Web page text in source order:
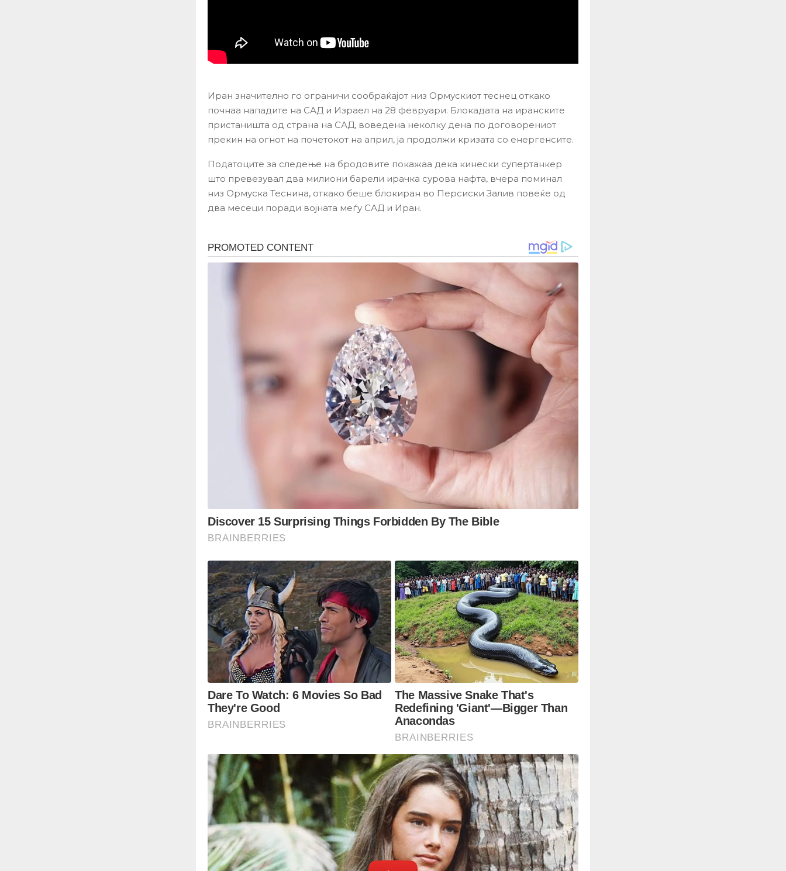
Иран значително го ограничи сообраќајот низ Ормускиот теснец откако
почнаа нападите на САД и Израел на 28 февруари. Блокадата на иранските
пристаништа од страна на САД, воведена неколку дена по договорениот
прекин на огнот на почетокот на април, ја продолжи кризата со енергенсите.
Податоците за следење на бродовите покажаа дека кинески супертанкер
што превезувал два милиони барели ирачка сурова нафта, вчера поминал
низ Ормуска Теснина, откако беше блокиран во Персиски Залив повеќе од
два месеци поради војната меѓу САД и Иран.